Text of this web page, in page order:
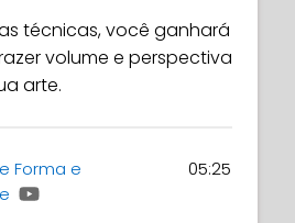
técnicas, você ganhará
volume e perspectiva
arte.
Forma e
05:25